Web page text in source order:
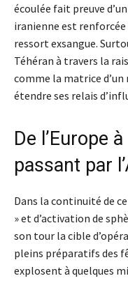
écoulée fait preuve
iranienne est
ressort exsangue.
Téhéran à travers la
comme la matrice
étendre ses relais
De l’Europe
passant par
Dans la continuité de
» et d’activation de
son tour la cible
pleins préparatifs des
explosent à quelques